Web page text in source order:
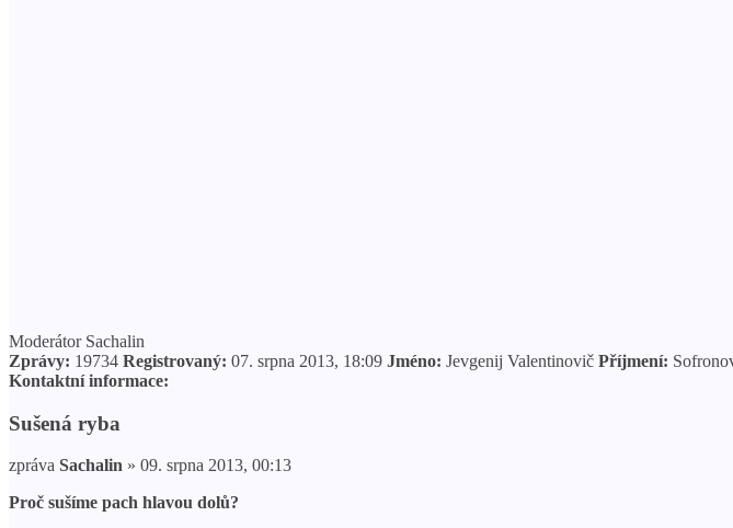
Moderátor Sachalin
Zprávy: 19734 Registrovaný: 07. srpna 2013, 18:09 Jméno: Jevgenij Valentinovič Příjmení:
Kontaktní informace:
Sušená ryba
zpráva Sachalin » 09. srpna 2013, 00:13
Proč sušíme pach hlavou dolů?